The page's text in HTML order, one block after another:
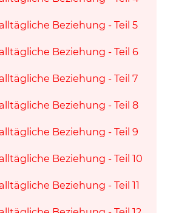
Beziehung - Teil 5
Beziehung - Teil 6
Beziehung - Teil 7
Beziehung - Teil 8
Beziehung - Teil 9
Beziehung - Teil 10
Beziehung - Teil 11